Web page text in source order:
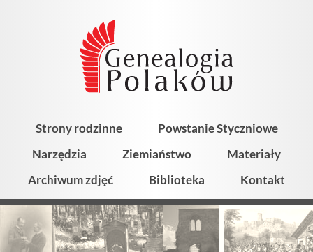
Strony rodzinne
Powstanie Styczniowe
Narzędzia
Ziemiaństwo
Materiały
Archiwum zdjęć
Biblioteka Kontakt